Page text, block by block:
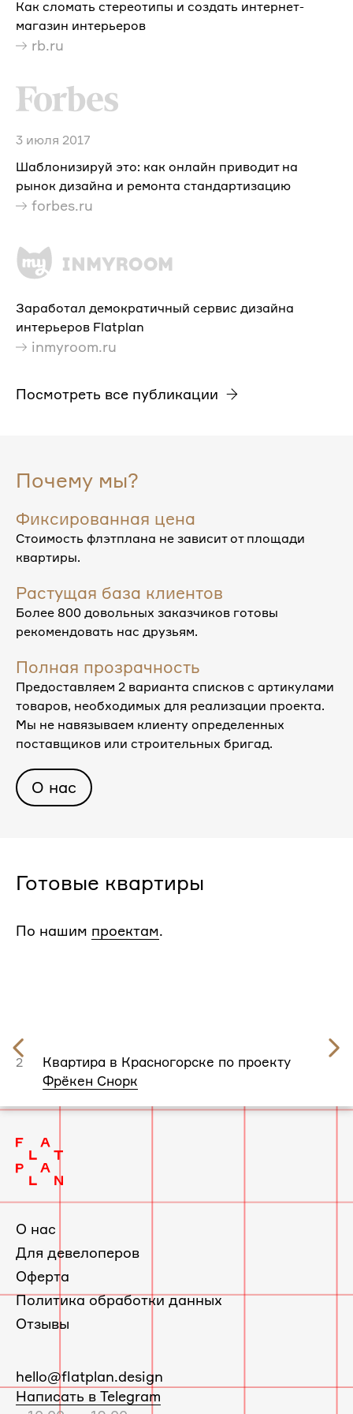
Как сломать стереотипы и создать интернет-
магазин интерьеров
rb.ru
3 июля 2017
Шаблонизируй это: как онлайн приводит на
рынок дизайна и ремонта стандартизацию
forbes.ru
Заработал демократичный сервис дизайна
интерьеров Flatplan
inmyroom.ru
Посмотреть все публикации
Почему мы?
Фиксированная цена
Стоимость флэтплана не зависит от площади
квартиры.
Растущая база клиентов
Более 800 довольных заказчиков готовы
рекомендовать нас друзьям.
Полная прозрачность
Предоставляем 2 варианта списков с артикулами
товаров, необходимых для реализации проекта.
Мы не навязываем клиенту определенных
поставщиков или строительных бригад.
О нас
Готовые квартиры
По нашим проектам.
2
Квартира в Красногорске по проекту
Фрёкен Снорк
слайд
О нас
Для девелоперов
Оферта
Политика обработки данных
Отзывы
E-
mail:
hello@flatplan.design
Написать в Telegram